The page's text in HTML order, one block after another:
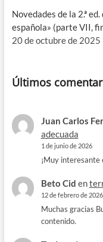
Novedades de la 2.ª
española» (parte VII,
20 de octubre de 2025
Últimos
Juan Carlos
adecuada
1 de junio de 2026
¡Muy interesante
Beto Cid en
12 de febrero de 2026
Muchas gracias
contenido.